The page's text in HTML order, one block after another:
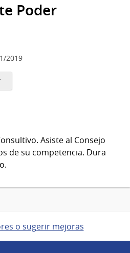
Poder
2019
Asiste al Consejo
de su competencia. Dura
o sugerir mejoras